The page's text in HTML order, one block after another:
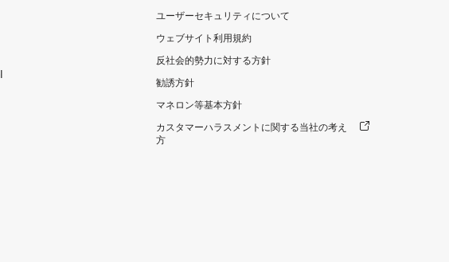
ユーザーセキュリティについて
ウェブサイト利用規約
反社会的勢力に対する方針
勧誘方針
マネロン等基本方針
カスタマーハラスメントに関する当社の考え
方